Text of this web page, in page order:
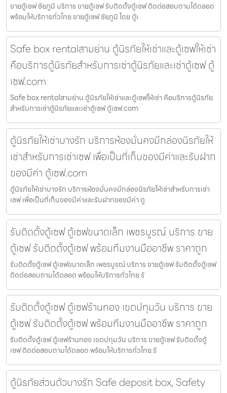
ขายตู้เซฟ ชัยภูมิ บริการ ขายตู้เซฟ รับติดตั้งตู้เซฟ ติดต่อสอบถามได้ตลอด
พร้อมให้บริการทั่วไทย ขายตู้เซฟ ชัยภูมิ โดย ตู้เ
Safe box rentalสามย่าน ตู้นิรภัยให้เช่าและตู้เซฟให้เช่า
คือบริการตู้นิรภัยสำหรับการเช่าตู้นิรภัยและเช่าตู้เซฟ ตู้
เซฟ.com
Safe box rentalสามย่าน ตู้นิรภัยให้เช่าและตู้เซฟให้เช่า คือบริการตู้นิรภัย
สำหรับการเช่าตู้นิรภัยและเช่าตู้เซฟ ตู้เซฟ.com
ตู้นิรภัยให้เช่าบางรัก บริการห้องมั่นคงมีกล่องนิรภัยให้
เช่าสำหรับการเช่าเซฟ เพื่อเป็นที่เก็บของมีค่าและรับฝาก
ของมีค่า ตู้เซฟ.com
ตู้นิรภัยให้เช่าบางรัก บริการห้องมั่นคงมีกล่องนิรภัยให้เช่าสำหรับการเช่า
เซฟ เพื่อเป็นที่เก็บของมีค่าและรับฝากของมีค่า ตู
รับติดตั้งตู้เซฟ ตู้เซฟขนาดเล็ก เพชรบูรณ์ บริการ ขาย
ตู้เซฟ รับติดตั้งตู้เซฟ พร้อมทีมงานมืออาชีพ ราคาถูก
รับติดตั้งตู้เซฟ ตู้เซฟขนาดเล็ก เพชรบูรณ์ บริการ ขายตู้เซฟ รับติดตั้งตู้เซฟ
ติดต่อสอบถามได้ตลอด พร้อมให้บริการทั่วไทย รั
รับติดตั้งตู้เซฟ ตู้เซฟร้านทอง เขตปทุมวัน บริการ ขาย
ตู้เซฟ รับติดตั้งตู้เซฟ พร้อมทีมงานมืออาชีพ ราคาถูก
รับติดตั้งตู้เซฟ ตู้เซฟร้านทอง เขตปทุมวัน บริการ ขายตู้เซฟ รับติดตั้งตู้
เซฟ ติดต่อสอบถามได้ตลอด พร้อมให้บริการทั่วไทย รั
ตู้นิรภัยส่วนตัวบางรัก Safe deposit box, Safety